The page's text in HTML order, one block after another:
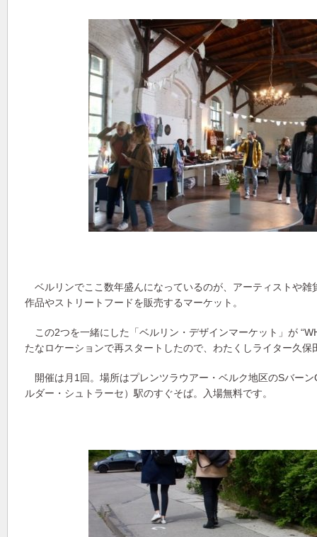
ベルリンでここ数年盛んになっているのが、アーティストや雑
作品やストリートフードを販売するマーケット。
この2つを一緒にした「ベルリン・デザインマーケット」が
たなロケーションで再スタートしたので、わたくしライター久保
開催は月1回。場所はプレンツラウアー・ベルク地区のSバー
ルダー・シュトラーセ）駅のすぐそば。入場無料です。